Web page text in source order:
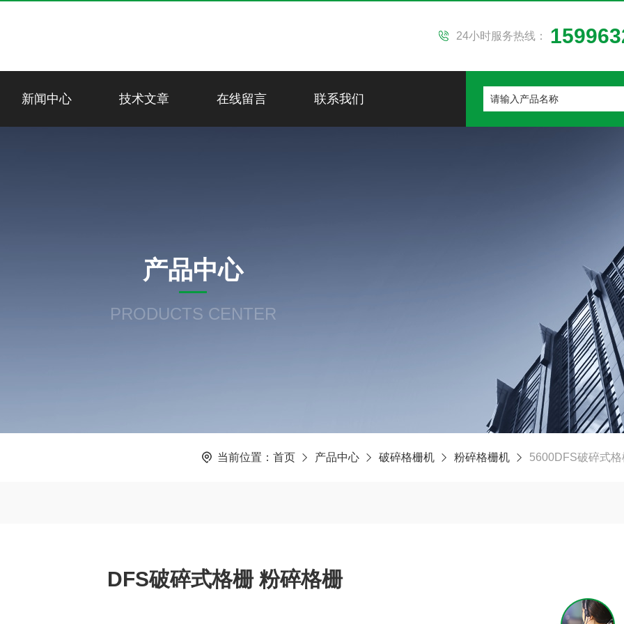
24小时服务热线：
新闻中心 技术文章 在线留言 联系我们
产品中心
PRODUCTS CENTER
当前位置： 首页 产品中心 破碎格栅机 粉碎格栅机 5600DFS破碎式
DFS破碎式格栅 粉碎格栅